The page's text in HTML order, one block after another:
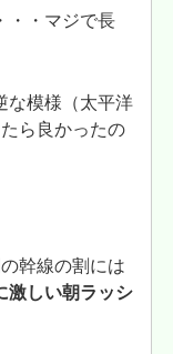
・・マジで長
な模様（太平洋
ら良かったの
幹線の割には
激しい朝ラッシ